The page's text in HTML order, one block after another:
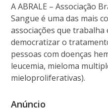
A ABRALE – Associação
Sangue é uma das mais
associações que
democratizar o
pessoas com doenças
leucemia, mieloma
mieloproliferativas).
Anúncio